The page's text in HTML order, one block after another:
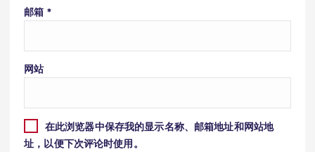
邮箱 *
网站
在此浏览器中保存我的显示名称、邮箱地址和网站地
址，以便下次评论时使用。